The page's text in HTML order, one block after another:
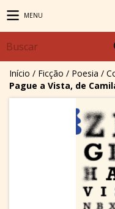
MENU
Início / Ficção / Poesia /
Pague a Vista, de